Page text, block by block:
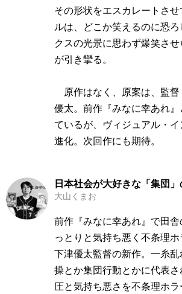
その形状をエスカレートさ
ルは、どこか笑えるのに恐
クスの光景に思わず爆笑さ
が引き攣る。
原作はなく、原案は、監
優太。前作『みなに幸あれ
ているが、ヴィジュアル・
進化。次回作にも期待。
日本社会が大好きな「集団
大山くまお
前作『みなに幸あれ』で田
っとりと気持ち悪く不条理
下津優太監督の新作。一糸
操とか集団行動とかに代表
圧と気持ち悪さを不条理ホ